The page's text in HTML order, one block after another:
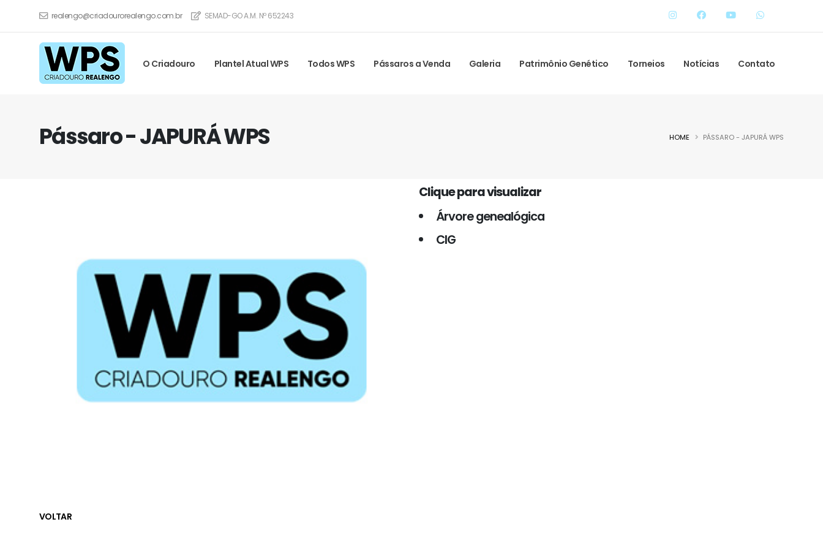
realengo@criadourorealengo.com.br SEMAD-GO A.M. Nº 652243
O Criadouro Plantel Atual WPS Todos WPS Pássaros a Venda Galeria Patrimônio Genético Torneios Notícias Contato
Pássaro - JAPURÁ WPS HOME PÁSSARO - JAPURÁ WPS
Clique para visualizar
Árvore genealógica
CIG
VOLTAR